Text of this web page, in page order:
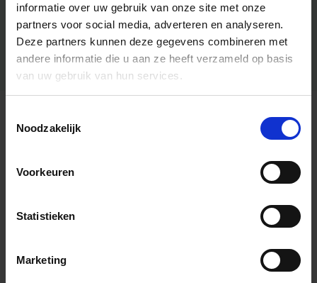
informatie over uw gebruik van onze site met onze
partners voor social media, adverteren en analyseren.
Deze partners kunnen deze gegevens combineren met
andere informatie die u aan ze heeft verzameld op basis
van uw gebruik van hun services.
Noodzakelijk
Voorkeuren
Statistieken
Marketing
Algemene informatie